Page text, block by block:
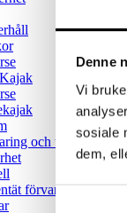
Denne
Vi
sosiale
dem,
och transport
förvaring